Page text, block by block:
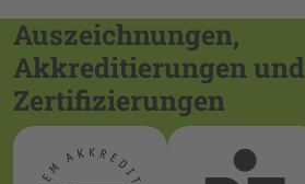
Auszeichnungen,
Akkreditierungen und
Zertifizierungen